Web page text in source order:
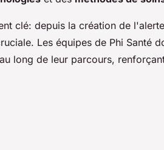
clé: depuis la création de
Les équipes de Phi Santé
long de leur parcours,